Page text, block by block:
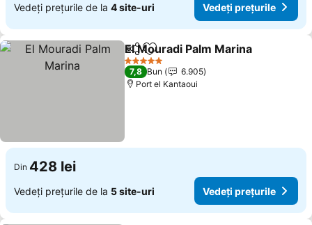
Vedeți prețurile de la 4 site-uri Vedeți prețurile
DistribuițiAdăugaţi la favorite
El Mouradi Palm Marina
5 Stele
7,8 Bun
6.905
Port el Kantaoui
Din 428 lei
Vedeți prețurile de la 5 site-uri Vedeți prețurile